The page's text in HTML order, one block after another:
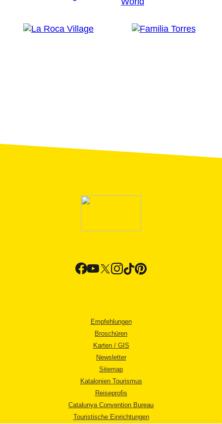
Empfehlungen
Broschüren
Karten / GIS
Newsletter
Sitemap
Katalonien Tourismus
Reiseprofis
Catalunya Convention Bureau
Touristische Einrichtungen